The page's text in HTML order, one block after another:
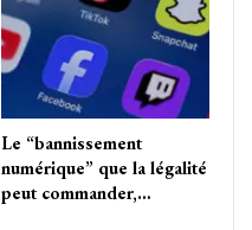
Le “bannissement
numérique” que la légalité
peut commander,…